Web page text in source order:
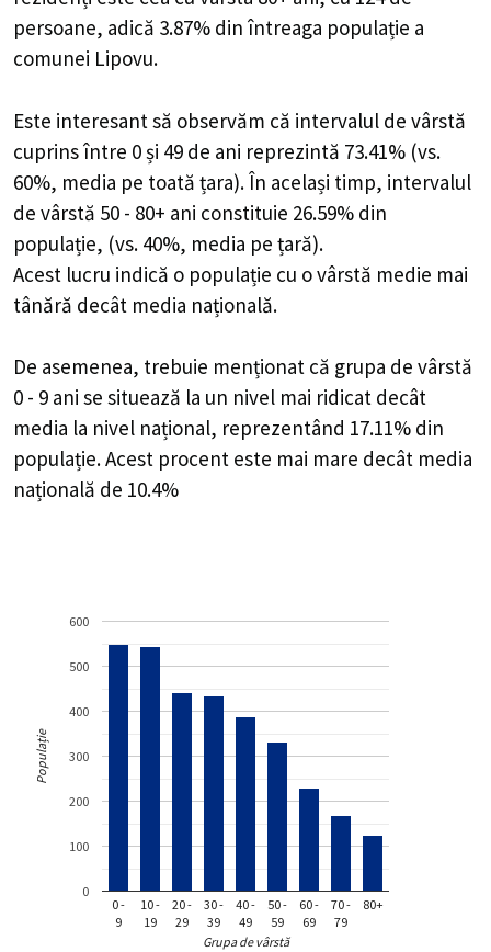
persoane, adică 3.87% din întreaga populație a
comunei Lipovu.
Este interesant să observăm că intervalul de vârstă
cuprins între 0 și 49 de ani reprezintă 73.41% (vs.
60%, media pe toată țara). În același timp, intervalul
de vârstă 50 - 80+ ani constituie 26.59% din
populație, (vs. 40%, media pe țară).
Acest lucru indică o populație cu o vârstă medie mai
tânără decât media națională.
De asemenea, trebuie menționat că grupa de vârstă
0 - 9 ani se situează la un nivel mai ridicat decât
media la nivel național, reprezentând 17.11% din
populație. Acest procent este mai mare decât media
națională de 10.4%
0 -
9
10 -
19
20 -
29
30 -
39
40 -
49
50 -
59
60 -
69
70 -
79
80+
0
100
200
300
400
500
600
Grupa de vârstă
Populație